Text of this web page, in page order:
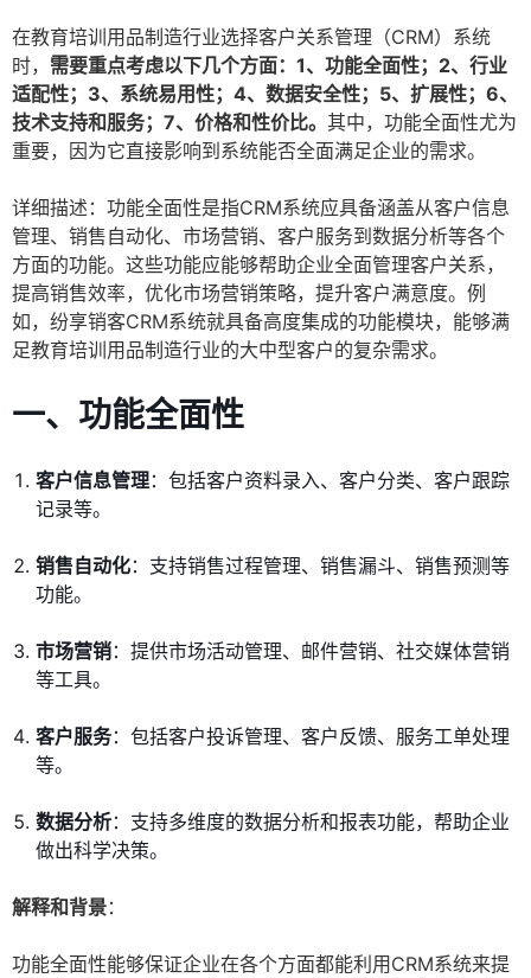
在教育培训用品制造行业选择客户关系管理（CRM）系统
时， 需要重点考虑以下几个方面：1、功能全面性；2、行业
适配性；3、系统易用性；4、数据安全性；5、扩展性；6、
技术支持和服务；7、价格和性价比。 其中，功能全面性尤为
重要，因为它直接影响到系统能否全面满足企业的需求。
详细描述：功能全面性是指CRM系统应具备涵盖从客户信息
管理、销售自动化、市场营销、客户服务到数据分析等各个
方面的功能。这些功能应能够帮助企业全面管理客户关系，
提高销售效率，优化市场营销策略，提升客户满意度。例
如，纷享销客CRM系统就具备高度集成的功能模块，能够满
足教育培训用品制造行业的大中型客户的复杂需求。
一、功能全面性
客户信息管理：包括客户资料录入、客户分类、客户跟踪
记录等。
销售自动化：支持销售过程管理、销售漏斗、销售预测等
功能。
市场营销：提供市场活动管理、邮件营销、社交媒体营销
等工具。
客户服务：包括客户投诉管理、客户反馈、服务工单处理
等。
数据分析：支持多维度的数据分析和报表功能，帮助企业
做出科学决策。
解释和背景：
功能全面性能够保证企业在各个方面都能利用CRM系统来提